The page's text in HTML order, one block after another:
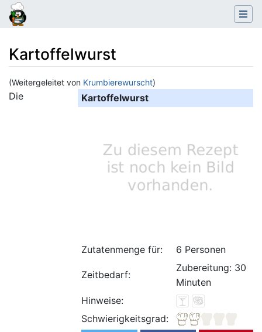
Kartoffelwurst
(Weitergeleitet von Krumbierewurscht)
Wechseln zu: Navigation,Suche
Kartoffelwurst
Zutatenmenge für: 6 Personen
Zeitbedarf:
Zubereitung: 30
Minuten
Hinweise:
Schwierigkeitsgrad:
Die